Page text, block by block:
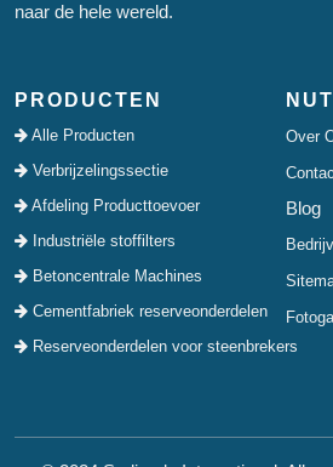
naar de hele wereld.
PRODUCTEN
Alle Producten
Verbrijzelingssectie
Afdeling Producttoevoer
Industriële stoffilters
Betoncentrale Machines
Cementfabriek reserveonderdelen
Reserveonderdelen voor steenbrekers
Over
Blog